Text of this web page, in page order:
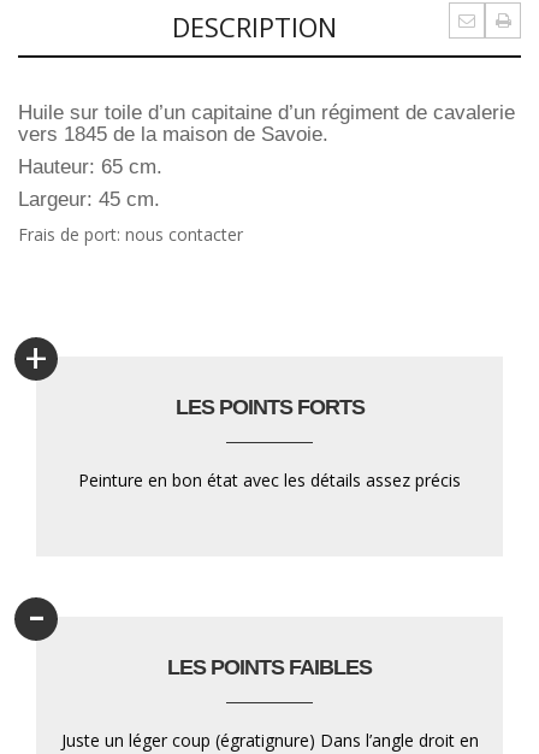
DESCRIPTION
Huile sur toile d’un capitaine d’un régiment de cavalerie
vers 1845 de la maison de Savoie.
Hauteur: 65 cm.
Largeur: 45 cm.
Frais de port: nous contacter
+
LES POINTS FORTS
Peinture en bon état avec les détails assez précis
-
LES POINTS FAIBLES
Juste un léger coup (égratignure) Dans l’angle droit en